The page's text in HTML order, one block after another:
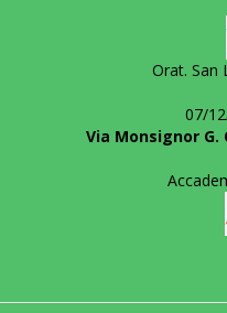
Orat. San
07/
Via Monsignor G.